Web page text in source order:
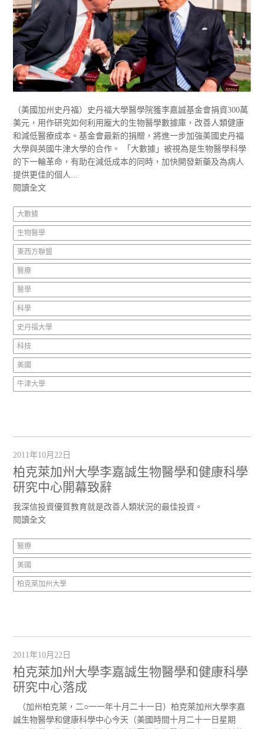
（美國加州史丹福）史丹福大學醫學院獲李嘉誠基金會捐資300萬
美元，用作研究如何利用龐大的生物醫學數據庫，改善人類健康
和減低醫療成本。基金會最新的捐贈，將進一步加強美國史丹福
大學與英國牛津大學的合作。 「大數據」被視為是生物醫學科學
的下一輪革命，有助在減低成本的同時，加快開發新藥及為病人
提供更佳的個人...
閱讀全文
大數據
生物醫學
東西方聯盟
醫療
醫學
科學
史丹福大學
科技
美國
牛津大學
2011年10月22日
柏克萊加州大學李嘉誠生物醫學和健康科學
研究中心開幕致辭
我深信投資優質教育就是改善人類狀況的最佳投資。
閱讀全文
醫療
美國
柏克萊加州大學
2011年10月22日
柏克萊加州大學李嘉誠生物醫學和健康科學
研究中心落成
（加州柏克萊，二○一一年十月二十一日）柏克萊加州大學李嘉
誠生物醫學和健康科學中心今天（美國時間十月二十一日星期